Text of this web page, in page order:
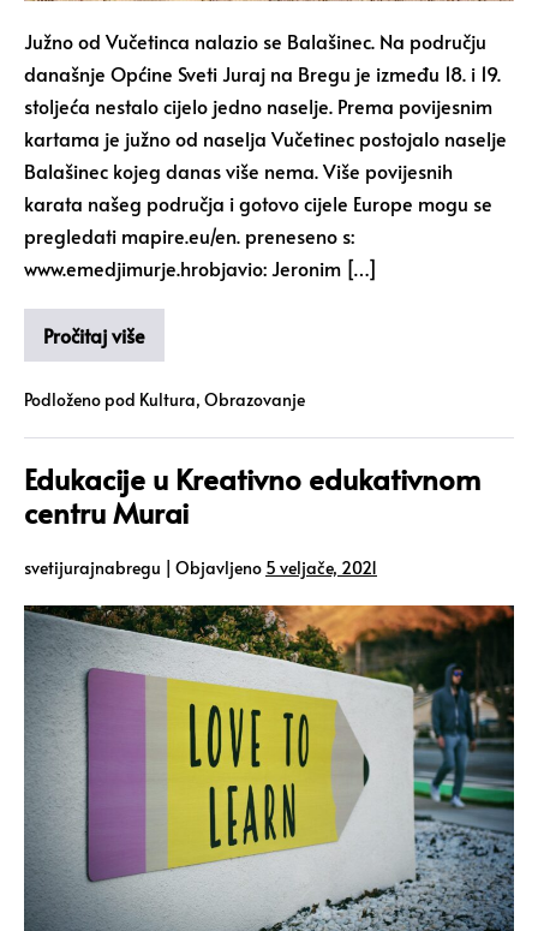
Južno od Vučetinca nalazio se Balašinec. Na području
današnje Općine Sveti Juraj na Bregu je između 18. i 19.
stoljeća nestalo cijelo jedno naselje. Prema povijesnim
kartama je južno od naselja Vučetinec postojalo naselje
Balašinec kojeg danas više nema. Više povijesnih
karata našeg područja i gotovo cijele Europe mogu se
pregledati mapire.eu/en. preneseno s:
www.emedjimurje.hrobjavio: Jeronim […]
Pročitaj više
Podloženo pod Kultura, Obrazovanje
Edukacije u Kreativno edukativnom
centru Murai
svetijurajnabregu | Objavljeno 5 veljače, 2021